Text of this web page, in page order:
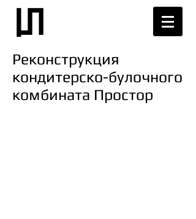
Реконструкция
кондитерско-булочного
комбината Простор